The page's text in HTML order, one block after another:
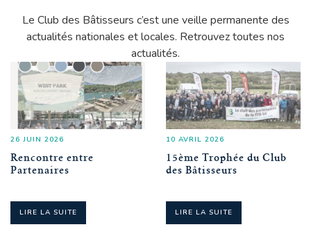
Le Club des Bâtisseurs c’est une veille permanente des
actualités nationales et locales. Retrouvez toutes nos
actualités.
26 JUIN 2026
Rencontre entre
Partenaires
LIRE LA SUITE
10 AVRIL 2026
15ème Trophée du Club
des Bâtisseurs
LIRE LA SUITE